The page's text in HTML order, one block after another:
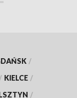
/
/ KIELCE /
/